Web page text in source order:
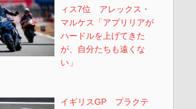
ィス7位 アレックス・
マルケス「アプリリアが
ハードルを上げてきた
が、自分たちも遠くな
い」
イギリスGP プラクテ